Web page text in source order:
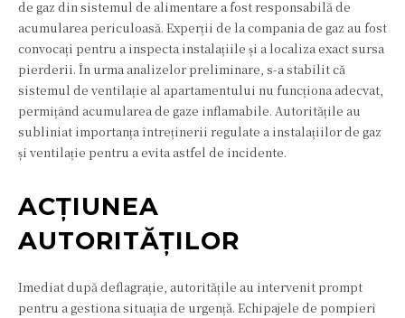
de gaz din sistemul de alimentare a fost responsabilă de
acumularea periculoasă. Experții de la compania de gaz au fost
convocați pentru a inspecta instalațiile și a localiza exact sursa
pierderii. În urma analizelor preliminare, s-a stabilit că
sistemul de ventilație al apartamentului nu funcționa adecvat,
permițând acumularea de gaze inflamabile. Autoritățile au
subliniat importanța întreținerii regulate a instalațiilor de gaz
și ventilație pentru a evita astfel de incidente.
ACȚIUNEA
AUTORITĂȚILOR
Imediat după deflagrație, autoritățile au intervenit prompt
pentru a gestiona situația de urgență. Echipajele de pompieri